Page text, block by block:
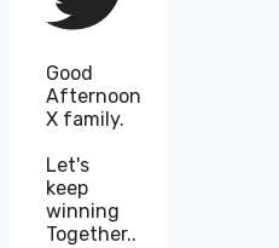
Good
Afternoon
X family.
Let's
keep
winning
Together..